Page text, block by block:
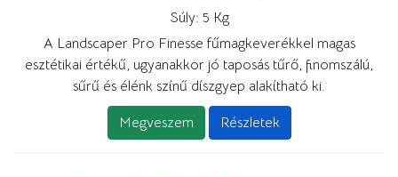
Súly: 5 Kg
A Landscaper Pro Finesse fűmagkeverékkel magas
esztétikai értékű, ugyanakkor jó taposás tűrő, finomszálú,
sűrű és élénk színű díszgyep alakítható ki.
Megveszem Részletek